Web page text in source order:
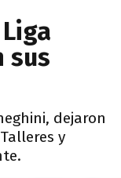
sus
dejaron
y